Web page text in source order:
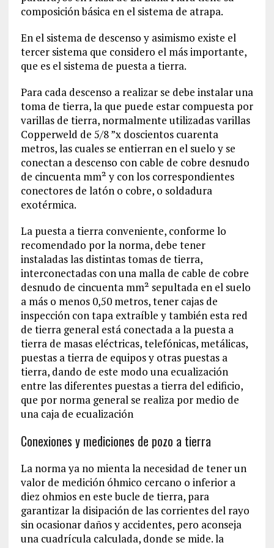
composición básica en el sistema de atrapa.
En el sistema de descenso y asimismo existe el
tercer sistema que considero el más importante,
que es el sistema de puesta a tierra.
Para cada descenso a realizar se debe instalar una
toma de tierra, la que puede estar compuesta por
varillas de tierra, normalmente utilizadas varillas
Copperweld de 5/8 ”x doscientos cuarenta
metros, las cuales se entierran en el suelo y se
conectan a descenso con cable de cobre desnudo
de cincuenta mm² y con los correspondientes
conectores de latón o cobre, o soldadura
exotérmica.
La puesta a tierra conveniente, conforme lo
recomendado por la norma, debe tener
instaladas las distintas tomas de tierra,
interconectadas con una malla de cable de cobre
desnudo de cincuenta mm² sepultada en el suelo
a más o menos 0,50 metros, tener cajas de
inspección con tapa extraíble y también esta red
de tierra general está conectada a la puesta a
tierra de masas eléctricas, telefónicas, metálicas,
puestas a tierra de equipos y otras puestas a
tierra, dando de este modo una ecualización
entre las diferentes puestas a tierra del edificio,
que por norma general se realiza por medio de
una caja de ecualización
Conexiones y mediciones de pozo a tierra
La norma ya no mienta la necesidad de tener un
valor de medición óhmico cercano o inferior a
diez ohmios en este bucle de tierra, para
garantizar la disipación de las corrientes del rayo
sin ocasionar daños y accidentes, pero aconseja
una cuadrícula calculada, donde se mide. la